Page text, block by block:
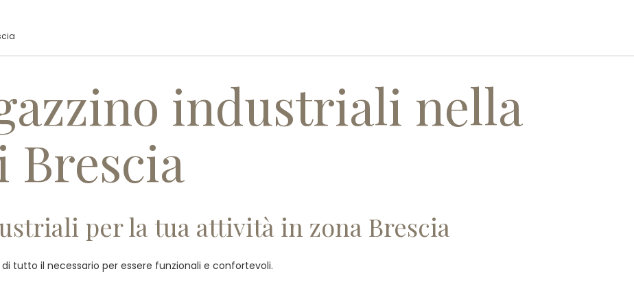
industriali nella
Brescia
per la tua attività in zona Brescia
tutto il necessario per essere funzionali e confortevoli.